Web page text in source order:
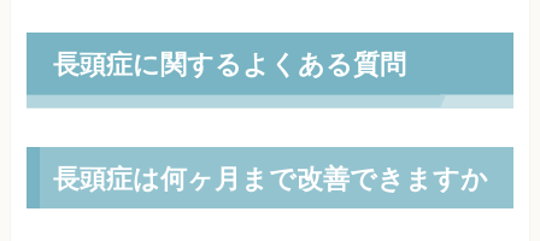
長頭症に関するよくある質問
長頭症は何ヶ月まで改善できますか